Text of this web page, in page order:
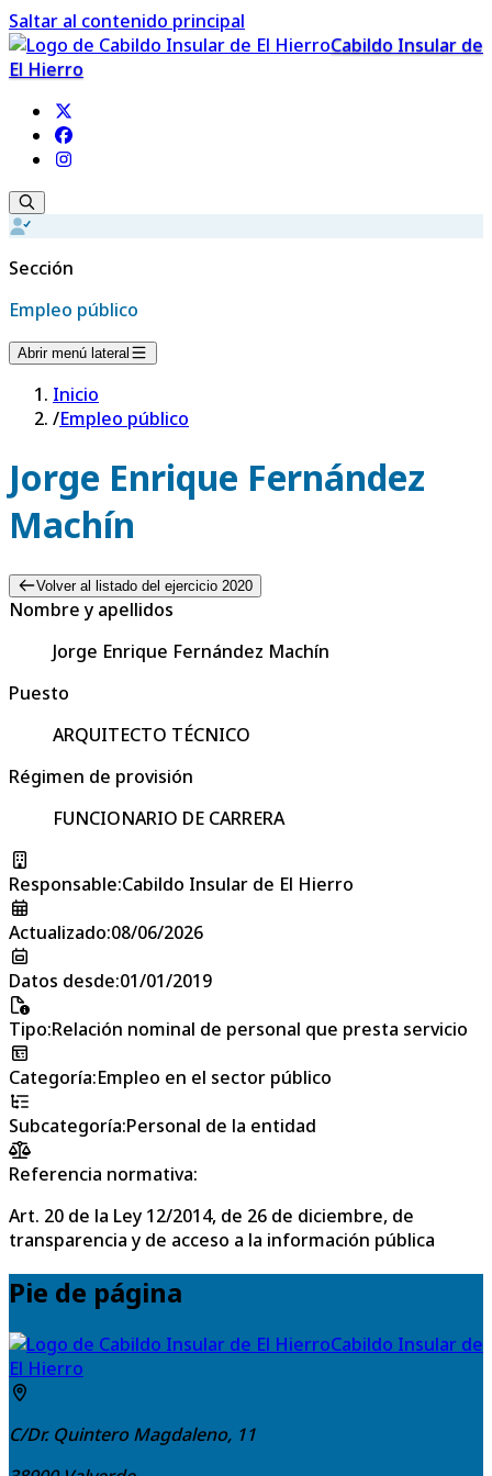
Saltar al contenido principal
Cabildo Insular de
El Hierro
Sección
Empleo público
Abrir menú lateral
Inicio
/Empleo público
Jorge Enrique Fernández
Machín
Volver al listado del ejercicio 2020
Nombre y apellidos
Jorge Enrique Fernández Machín
Puesto
ARQUITECTO TÉCNICO
Régimen de provisión
FUNCIONARIO DE CARRERA
Responsable:Cabildo Insular de El Hierro
Actualizado:08/06/2026
Datos desde:01/01/2019
Tipo:Relación nominal de personal que presta servicio
Categoría:Empleo en el sector público
Subcategoría:Personal de la entidad
Referencia normativa:
Art. 20 de la Ley 12/2014, de 26 de diciembre, de
transparencia y de acceso a la información pública
Pie de página
Cabildo Insular de
El Hierro
C/Dr. Quintero Magdaleno, 11